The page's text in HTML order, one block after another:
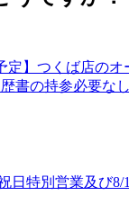
定】つくば店の
書の持参必要なし
日特別営業及び